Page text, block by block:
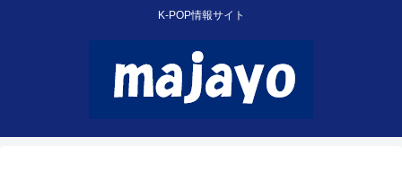
K-POP情報サイト